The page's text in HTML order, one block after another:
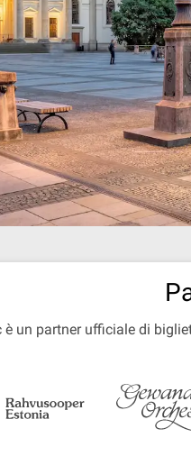
è un partner ufficiale di